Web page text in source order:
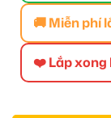
🚚 Miễn phí
❤️ Lắp xong